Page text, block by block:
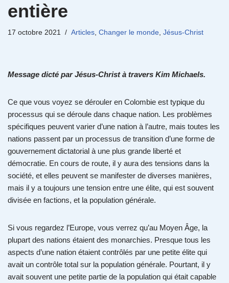
entière
17 octobre 2021 Articles, Changer le monde, Jésus-Christ
Message dicté par Jésus-Christ à travers Kim Michaels.
Ce que vous voyez se dérouler en Colombie est typique du
processus qui se déroule dans chaque nation. Les problèmes
spécifiques peuvent varier d’une nation à l’autre, mais toutes les
nations passent par un processus de transition d’une forme de
gouvernement dictatorial à une plus grande liberté et
démocratie. En cours de route, il y aura des tensions dans la
société, et elles peuvent se manifester de diverses manières,
mais il y a toujours une tension entre une élite, qui est souvent
divisée en factions, et la population générale.
Si vous regardez l’Europe, vous verrez qu’au Moyen Âge, la
plupart des nations étaient des monarchies. Presque tous les
aspects d’une nation étaient contrôlés par une petite élite qui
avait un contrôle total sur la population générale. Pourtant, il y
avait souvent une petite partie de la population qui était capable